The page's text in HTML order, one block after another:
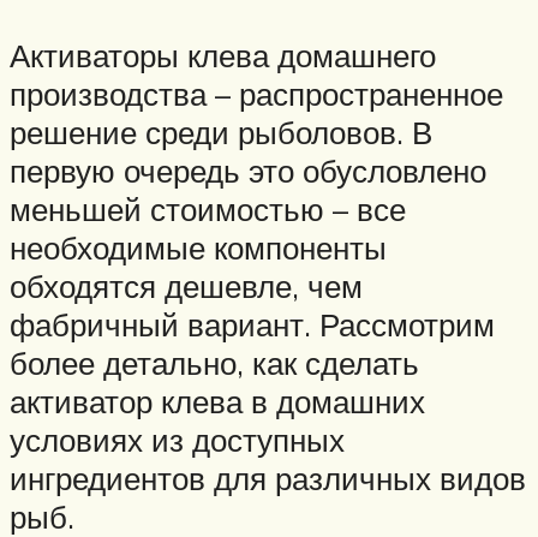
Активаторы клева домашнего
производства – распространенное
решение среди рыболовов. В
первую очередь это обусловлено
меньшей стоимостью – все
необходимые компоненты
обходятся дешевле, чем
фабричный вариант. Рассмотрим
более детально, как сделать
активатор клева в домашних
условиях из доступных
ингредиентов для различных видов
рыб.